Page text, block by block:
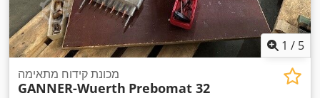
1 / 5
מכונת קידוח מתאימה
GANNER-Wuerth Prebomat 32